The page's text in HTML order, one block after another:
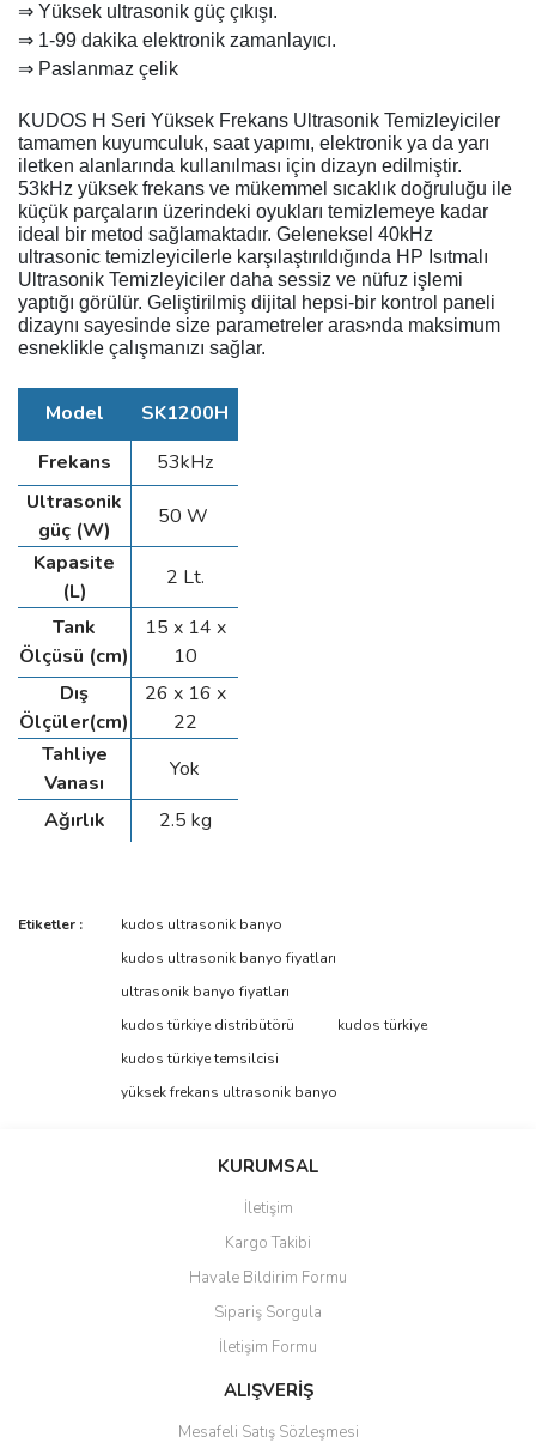
⇒ Yüksek ultrasonik güç çıkışı.
⇒ 1-99 dakika elektronik zamanlayıcı.
⇒ Paslanmaz çelik
KUDOS H Seri Yüksek Frekans Ultrasonik Temizleyiciler
tamamen kuyumculuk, saat yapımı, elektronik ya da yarı
iletken alanlarında kullanılması için dizayn edilmiştir.
53kHz yüksek frekans ve mükemmel sıcaklık doğruluğu ile
küçük parçaların üzerindeki oyukları temizlemeye kadar
ideal bir metod sağlamaktadır. Geleneksel 40kHz
ultrasonic temizleyicilerle karşılaştırıldığında HP Isıtmalı
Ultrasonik Temizleyiciler daha sessiz ve nüfuz işlemi
yaptığı görülür. Geliştirilmiş dijital hepsi-bir kontrol paneli
dizaynı sayesinde size parametreler aras›nda maksimum
esneklikle çalışmanızı sağlar.
Model
SK1200H
Frekans
53kHz
Ultrasonik
güç (W)
50 W
Kapasite
(L)
2 Lt.
Tank
Ölçüsü (cm)
15 x 14 x
10
Dış
Ölçüler(cm)
26 x 16 x
22
Tahliye
Vanası
Yok
Ağırlık
2.5 kg
Bu ürüne ilk yorumu siz yapın!
Yorum Yaz
Bu ürünün fiyat bilgisi, resim, ürün açıklamalarında ve diğer
tarafımıza iletebilirsiniz.
Görüş ve önerileriniz için teşekkür ederiz.
Ürün resmi kalitesiz, bozuk veya görüntülenemiyor.
Ürün açıklamasında eksik bilgiler bulunuyor.
Gönder
Etiketler :
kudos ultrasonik banyo
kudos ultrasonik banyo fiyatları
ultrasonik banyo fiyatları
kudos türkiye distribütörü
kudos türkiye
kudos türkiye temsilcisi
yüksek frekans ultrasonik banyo
KURUMSAL
İletişim
Kargo Takibi
Havale Bildirim Formu
Sipariş Sorgula
İletişim Formu
ALIŞVERİŞ
Mesafeli Satış Sözleşmesi